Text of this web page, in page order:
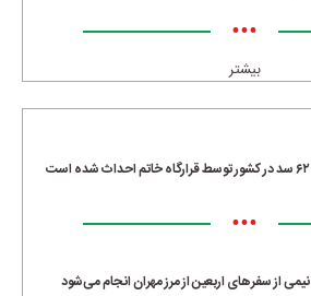
•••
بیشتر
۶۲ سد در کشور توسط قرارگاه خاتم احداث شده است
•••
نیمی از سفرهای اربعین از مرز مهران انجام می‌شود